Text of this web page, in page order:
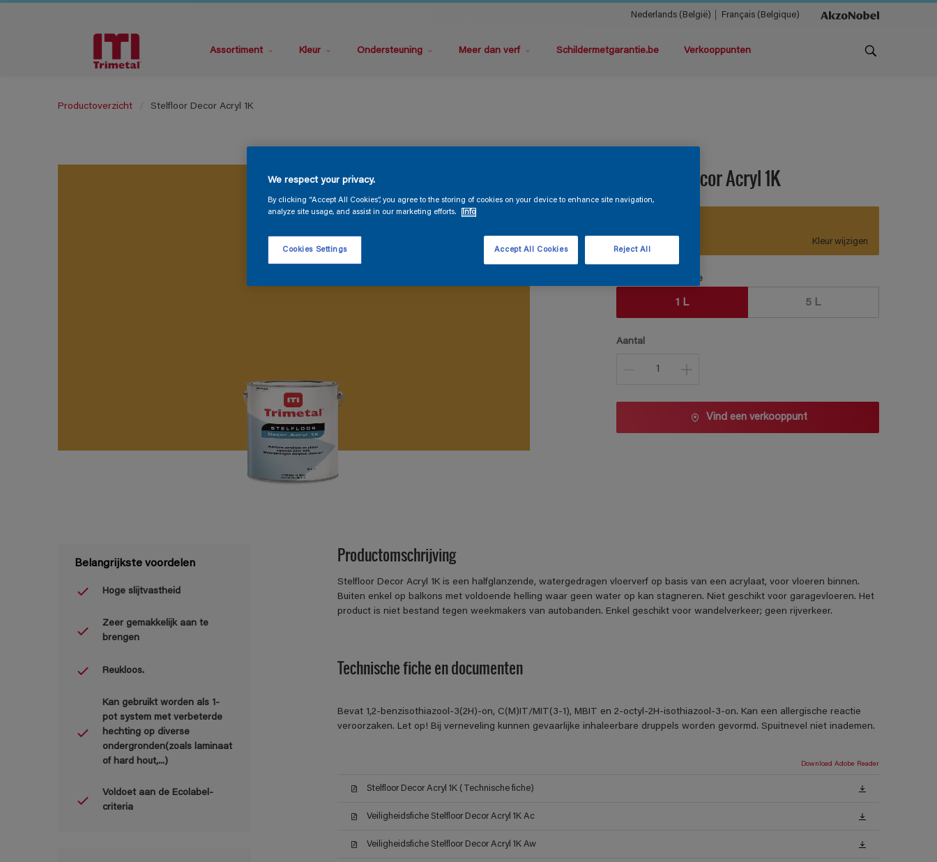
Nederlands (België) Français (Belgique)
Assortiment Kleur Ondersteuning Meer dan verf Schildermetgarantie.be Verkooppunten
Productoverzicht Stelfloor Decor Acryl 1K
Stelfloor Decor Acryl 1K
Kleur wijzigen
Verpakkingsgrootte
1 L 5 L
Aantal
Vind een verkooppunt
Belangrijkste voordelen
Hoge slijtvastheid
Zeer gemakkelijk aan te
brengen
Reukloos.
Kan gebruikt worden als 1-
pot system met verbeterde
hechting op diverse
ondergronden(zoals laminaat
of hard hout,...)
Voldoet aan de Ecolabel-
criteria
Productomschrijving
Stelfloor Decor Acryl 1K is een halfglanzende, watergedragen vloerverf op basis van een acrylaat, voor vloeren binnen.
Buiten enkel op balkons met voldoende helling waar geen water op kan stagneren. Niet geschikt voor garagevloeren. Het
product is niet bestand tegen weekmakers van autobanden. Enkel geschikt voor wandelverkeer; geen rijverkeer.
Technische fiche en documenten
Bevat 1,2-benzisothiazool-3(2H)-on, C(M)IT/MIT(3-1), MBIT en 2-octyl-2H-isothiazool-3-on. Kan een allergische reactie
veroorzaken. Let op! Bij verneveling kunnen gevaarlijke inhaleerbare druppels worden gevormd. Spuitnevel niet inademen.
Download Adobe Reader
Stelfloor Decor Acryl 1K (Technische fiche)
Veiligheidsfiche Stelfloor Decor Acryl 1K Ac
Veiligheidsfiche Stelfloor Decor Acryl 1K Aw
We respect your privacy.
By clicking “Accept All Cookies”, you agree to the storing of cookies on your device to enhance site navigation,
analyze site usage, and assist in our marketing efforts.
Info
Cookies Settings Reject All
Accept All Cookies